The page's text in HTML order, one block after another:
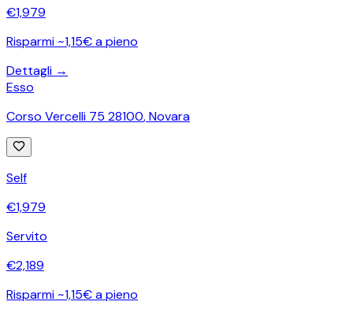
€1,979
Risparmi ~1,15€ a pieno
Dettagli →
Esso
Corso Vercelli 75 28100,Novara
Self
€1,979
Servito
€2,189
Risparmi ~1,15€ a pieno